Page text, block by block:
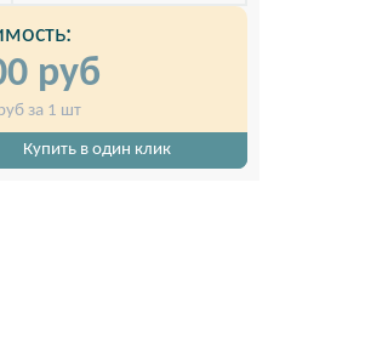
Пресс-волл Jоker из хромированных труб,
формат
руб
за 1 шт
Купить в один клик